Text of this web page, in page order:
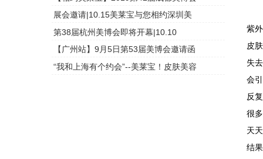
展会邀请|10.15美莱宝与您相约深圳美
第38届杭州美博会即将开幕|10.10
【广州站】9月5日第53届美博会邀请函
“我和上海有个约会”--美莱宝！皮肤美容
头皮检
头皮检
头皮检
紫
皮
失
会
反
很
天
结